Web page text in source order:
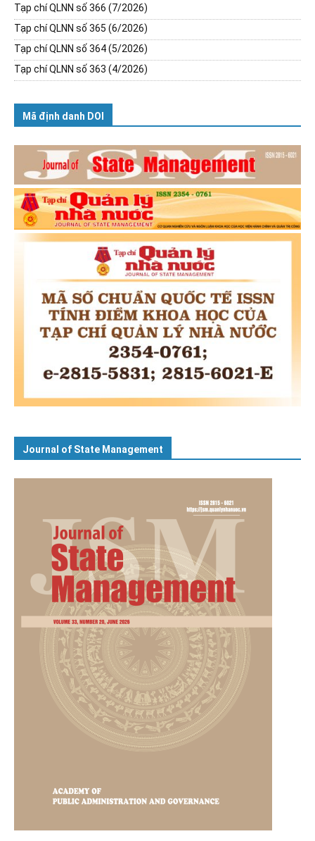
Tạp chí QLNN số 366 (7/2026)
Tạp chí QLNN số 365 (6/2026)
Tạp chí QLNN số 364 (5/2026)
Tạp chí QLNN số 363 (4/2026)
Mã định danh DOI
Journal of State Management